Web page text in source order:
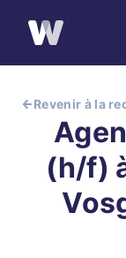
Revenir à la
(h/f)